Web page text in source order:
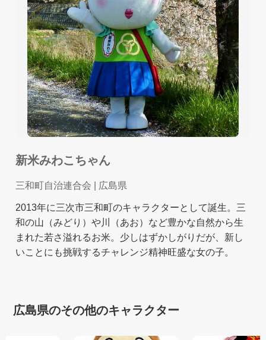
新米みわこちゃん
三和町自治連合会 | 広島県
2013年に三次市三和町のキャラクターとして誕生。三
和の山（みどり）や川（あお）など豊かな自然から生
まれた若さ溢れるお米。少しはずかしがりだが、新し
いことにも挑戦するチャレンジ精神旺盛な女の子。
広島県のその他のキャラクター